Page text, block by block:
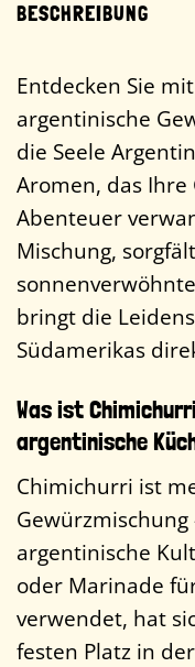
BESCHREIBUNG
Entdecken Sie
argentinische
die Seele
Aromen, das
Abenteuer
Mischung,
bringt die
Südamerikas
Was ist
argentinische
Chimichurri ist
Gewürzmischung
argentinische
oder Marinade
verwendet, hat
festen Platz in